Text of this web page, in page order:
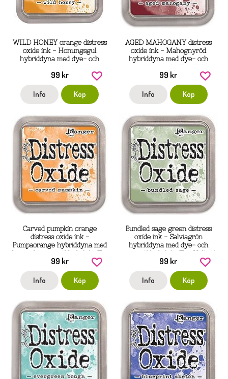
WILD HONEY orange distress
oxide ink - Honungsgul
hybriddyna med dye- och
pigmentbläck från Tim Holtz /
Ranger ink
99 kr
Info Köp
AGED MAHOGANY distress
oxide ink - Mahognyröd
hybriddyna med dye- och
pigmentbläck från Tim Holtz /
Ranger ink
99 kr
Info Köp
Carved pumpkin orange
distress oxide ink -
Pumpaorange hybriddyna med
dye- och pigmentbläck från Tim
Holtz / Ranger
99 kr
Info Köp
Bundled sage green distress
oxide ink - Salviagrön
hybriddyna med dye- och
pigmentbläck från Tim Holtz /
Ranger ink
99 kr
Info Köp